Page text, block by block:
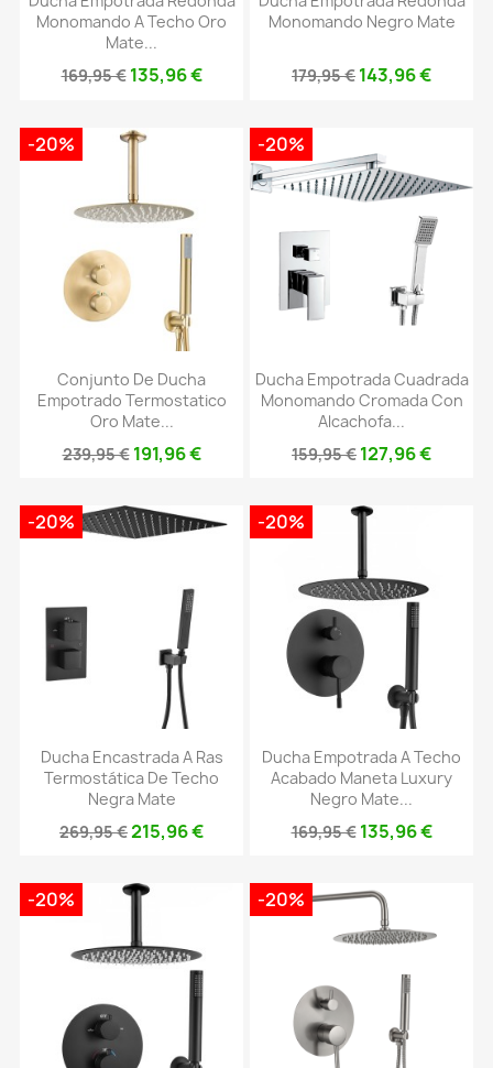
Monomando A Techo Oro
Mate...
169,95 € 135,96 €
Monomando Negro Mate
179,95 € 143,96 €
Conjunto De Ducha
Empotrado Termostatico
Oro Mate...
239,95 € 191,96 €
-20%
Ducha Empotrada Cuadrada
Monomando Cromada Con
Alcachofa...
159,95 € 127,96 €
-20%
Ducha Encastrada A Ras
Termostática De Techo
Negra Mate
269,95 €215,96 €
-20%
Ducha Empotrada A Techo
Acabado Maneta Luxury
Negro Mate...
169,95 € 135,96 €
-20%
-20% -20%